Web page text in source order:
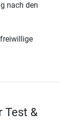
nach den
Test &